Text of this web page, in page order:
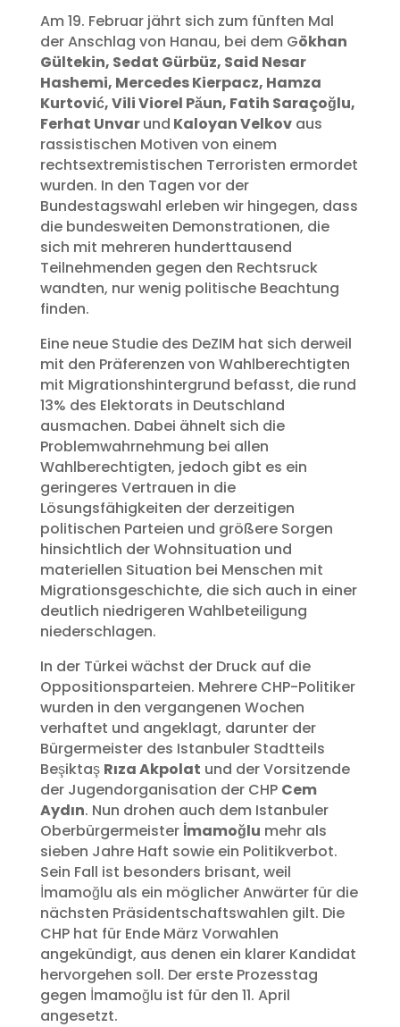
Am 19. Februar jährt sich zum fünften Mal
der Anschlag von Hanau, bei dem Gökhan
Gültekin, Sedat Gürbüz, Said Nesar
Hashemi, Mercedes Kierpacz, Hamza
Kurtović, Vili Viorel Păun, Fatih Saraçoğlu,
Ferhat Unvarund Kaloyan Velkovaus
rassistischen Motiven von einem
rechtsextremistischen Terroristen ermordet
wurden. In den Tagen vor der
Bundestagswahl erleben wir hingegen, dass
die bundesweiten Demonstrationen, die
sich mit mehreren hunderttausend
Teilnehmenden gegen den Rechtsruck
wandten, nur wenig politische Beachtung
finden.
Eine neue Studie des DeZIM hat sich derweil
mit den Präferenzen von Wahlberechtigten
mit Migrationshintergrund befasst, die rund
13% des Elektorats in Deutschland
ausmachen. Dabei ähnelt sich die
Problemwahrnehmung bei allen
Wahlberechtigten, jedoch gibt es ein
geringeres Vertrauen in die
Lösungsfähigkeiten der derzeitigen
politischen Parteien und größere Sorgen
hinsichtlich der Wohnsituation und
materiellen Situation bei Menschen mit
Migrationsgeschichte, die sich auch in einer
deutlich niedrigeren Wahlbeteiligung
niederschlagen.
In der Türkei wächst der Druck auf die
Oppositionsparteien. Mehrere CHP-Politiker
wurden in den vergangenen Wochen
verhaftet und angeklagt, darunter der
Bürgermeister des Istanbuler Stadtteils
Beşiktaş Rıza Akpolat und der Vorsitzende
der Jugendorganisation der CHP Cem
Aydın. Nun drohen auch dem Istanbuler
Oberbürgermeister İmamoğlu mehr als
sieben Jahre Haft sowie ein Politikverbot.
Sein Fall ist besonders brisant, weil
İmamoğlu als ein möglicher Anwärter für die
nächsten Präsidentschaftswahlen gilt. Die
CHP hat für Ende März Vorwahlen
angekündigt, aus denen ein klarer Kandidat
hervorgehen soll. Der erste Prozesstag
gegen İmamoğlu ist für den 11. April
angesetzt.